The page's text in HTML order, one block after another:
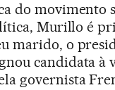
do movimento
Murillo é
marido, o
candidata à
governista